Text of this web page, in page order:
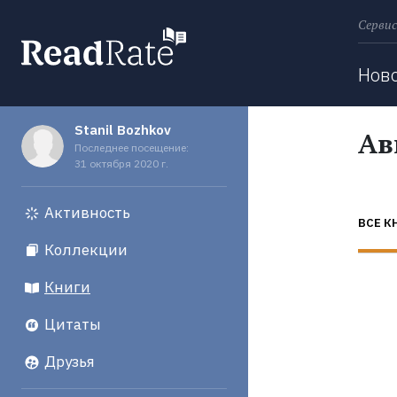
Stanil Bozhkov
Последнее посещение:
31 октября 2020 г.
Активность
Коллекции
Книги
Цитаты
Друзья
ВСЕ